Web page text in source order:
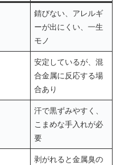
錆びない、アレルギ
ーが出にくい、一生
モノ
安定しているが、混
合金属に反応する場
合あり
汗で黒ずみやすく、
こまめな手入れが必
要
剥がれると金属臭の